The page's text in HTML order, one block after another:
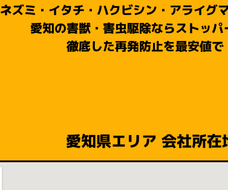
ネズミ・イタチ・ハクビシン・アライグ
愛知の害獣・害虫駆除ならストッパ
徹底した再発防止を最安値で
愛知県エリア 会社所在